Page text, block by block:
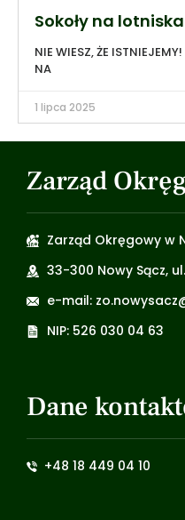
Sokoły na
NIE WIESZ, ŻE
NA
1 lipca 2025
Zarząd
Zarząd Okręgowy w
33-300 Nowy Sącz,
e-mail:
NIP: 526 030 04 63
Dane
+48 18 449 04 10